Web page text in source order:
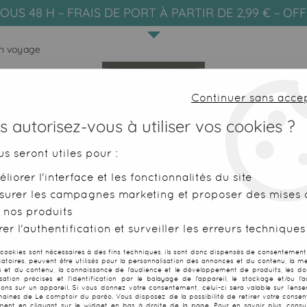
48 H ~ FRAIS DE PORT À PARTIR DE 2,99 € ~
voyage
DE PLAGE FOUTAS
20 idées originales pour utiliser un paréo
ORIGINALES POUR UTILISER
Continuer sans
autorisez-vous à utiliser vos cookies ?
seront utiles pour :
l'interface et les fonctionnalités du site
les campagnes marketing et proposer des mises
nos produits
l'authentification et surveiller les erreurs techniques
sont nécessaires à des fins techniques, ils sont donc dispensés de consentement.
peuvent être utilisés pour la personnalisation des annonces et du contenu, la
et du contenu, la connaissance de l'audience et le développement de produits, les
précises et l'identification par le balayage de l'appareil, le stockage et/ou
sur un appareil. Si vous donnez votre consentement, celui-ci sera valable sur
de Le comptoir du paréo. Vous disposez de la possibilité de retirer votre
en cliquant sur le widget en bas à droite de la page. Pour en savoir plus,